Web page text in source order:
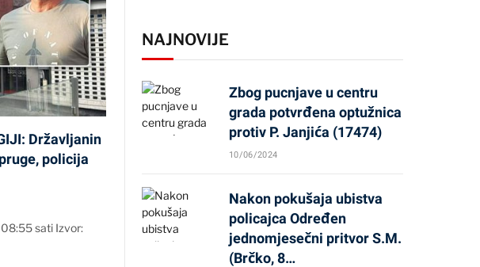
Državljanin
policija
sati Izvor:
NAJNOVIJE
Zbog pucnjave u centru
grada potvrđena optužnica
protiv P. Janjića (17474)
10/06/2024
Nakon pokušaja ubistva
policajca Određen
jednomjesečni pritvor S.M.
(Brčko, 8…